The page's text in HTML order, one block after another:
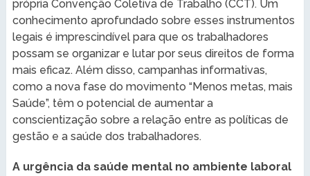
própria Convenção Coletiva de Trabalho (CCT). Um
conhecimento aprofundado sobre esses instrumentos
legais é imprescindível para que os trabalhadores
possam se organizar e lutar por seus direitos de forma
mais eficaz. Além disso, campanhas informativas,
como a nova fase do movimento “Menos metas, mais
Saúde”, têm o potencial de aumentar a
conscientização sobre a relação entre as políticas de
gestão e a saúde dos trabalhadores.
A urgência da saúde mental no ambiente laboral